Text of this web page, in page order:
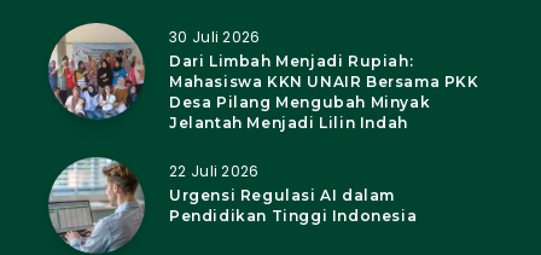
30 Juli 2026
Dari Limbah Menjadi Rupiah:
Mahasiswa KKN UNAIR Bersama PKK
Desa Pilang Mengubah Minyak
Jelantah Menjadi Lilin Indah
22 Juli 2026
Urgensi Regulasi AI dalam
Pendidikan Tinggi Indonesia